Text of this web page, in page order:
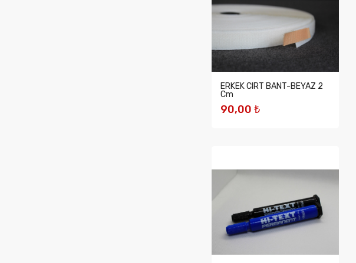
ERKEK CIRT BANT-BEYAZ 2
Cm
90,00 ₺